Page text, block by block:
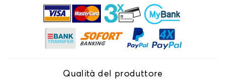
Qualità del produttore